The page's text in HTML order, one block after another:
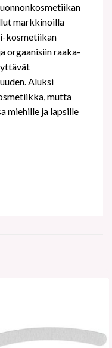
markkinoilla
kosmetiikan
orgaanisiin raaka-
Aluksi
mutta
miehille ja lapsille